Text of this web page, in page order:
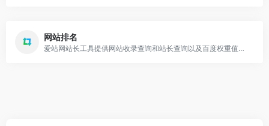
网站排名
爱站网站长工具提供网站收录查询和站长查询以及百度权重值查询等多个站长工具，免费查询各种工具，包括有关键词排名查询，百度收录查询等。